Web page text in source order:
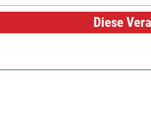
Diese